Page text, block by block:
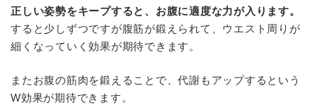
正しい姿勢をキープすると、お腹に適度な力が入ります。
すると少しずつですが腹筋が鍛えられて、ウエスト周りが
細くなっていく効果が期待できます。
またお腹の筋肉を鍛えることで、代謝もアップするという
W効果が期待できます。